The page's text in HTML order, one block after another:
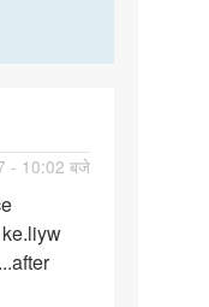
- 10:02 बजे